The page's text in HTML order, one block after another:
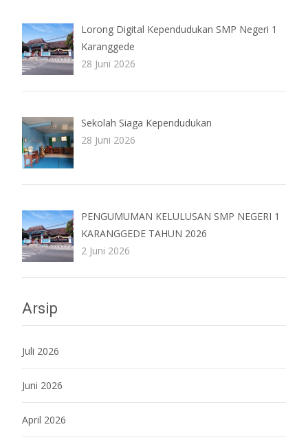
Lorong Digital Kependudukan SMP Negeri 1
Karanggede
28 Juni 2026
Sekolah Siaga Kependudukan
28 Juni 2026
PENGUMUMAN KELULUSAN SMP NEGERI 1
KARANGGEDE TAHUN 2026
2 Juni 2026
Arsip
Juli 2026
Juni 2026
April 2026